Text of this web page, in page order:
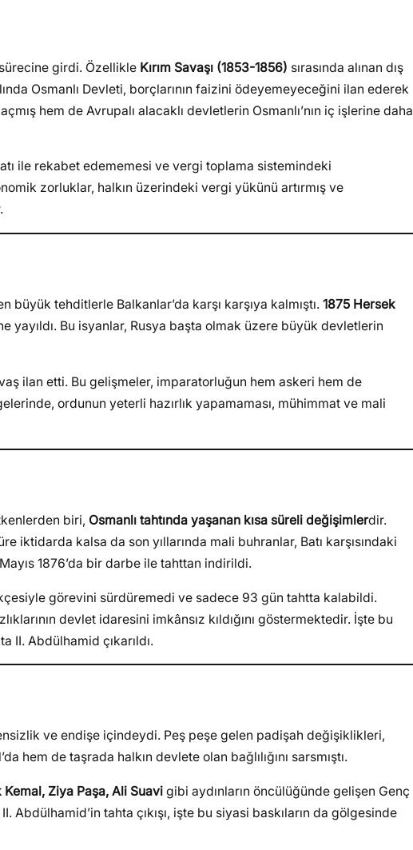
girdi. Özellikle Kırım Savaşı (1853-1856) sırasında alınan dış
Osmanlı Devleti, borçlarının faizini ödeyemeyeceğini ilan ederek
hem de Avrupalı alacaklı devletlerin Osmanlı’nın iç işlerine daha
ile rekabet edememesi ve vergi toplama sistemindeki
zorluklar, halkın üzerindeki vergi yükünü artırmış ve
büyük tehditlerle Balkanlar’da karşı karşıya kalmıştı. 1875 Hersek
yayıldı. Bu isyanlar, Rusya başta olmak üzere büyük devletlerin
ilan etti. Bu gelişmeler, imparatorluğun hem askeri hem de
ordunun yeterli hazırlık yapamaması, mühimmat ve mali
biri, Osmanlı tahtında yaşanan kısa süreli değişimlerdir.
iktidarda kalsa da son yıllarında mali buhranlar, Batı karşısındaki
1876’da bir darbe ile tahttan indirildi.
görevini sürdüremedi ve sadece 93 gün tahtta kalabildi.
devlet idaresini imkânsız kıldığını göstermektedir. İşte bu
II. Abdülhamid çıkarıldı.
ve endişe içindeydi. Peş peşe gelen padişah değişiklikleri,
hem de taşrada halkın devlete olan bağlılığını sarsmıştı.
Kemal, Ziya Paşa, Ali Suavi gibi aydınların öncülüğünde gelişen Genç
tahta çıkışı, işte bu siyasi baskıların da gölgesinde